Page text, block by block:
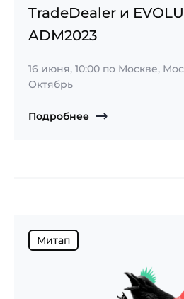
TradeDealer и
ADM2023
16 июня, 10:00 по Москве,
Октябрь
Подробнее
Митап